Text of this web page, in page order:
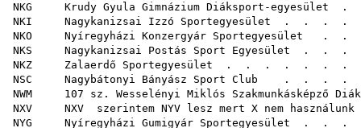
NKG Krudy Gyula Gimnázium Diáksport-egyesület .
NKI Nagykanizsai Izzó Sportegyesület . . . . .
NKO Nyíregyházi Konzergyár Sportegyesület . . .
NKS Nagykanizsai Postás Sport Egyesület . . . .
NKZ Zalaerdő Sportegyesület . . . . . . . .
NSC Nagybátonyi Bányász Sport Club . . . . .
NWM 107 sz. Wesselényi Miklós Szakmunkásképző
NXV NXV szerintem NYV lesz mert X nem
NYG Nyíregyházi Gumigyár Sportegyesület . . . .